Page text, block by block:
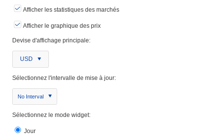
Afficher les statistiques des marchés
Afficher le graphique des prix
Devise d'affichage principale:
USD
Sélectionnez l'intervalle de mise à jour:
No Interval
Sélectionnez le mode widget:
Jour